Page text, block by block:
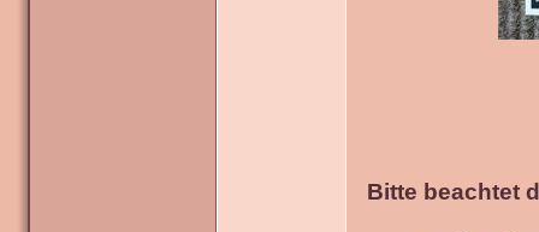
Bitte beachtet